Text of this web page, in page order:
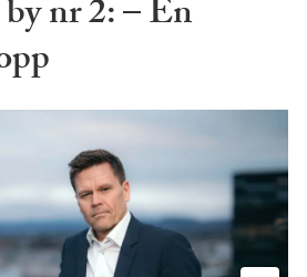
nr 2: – En